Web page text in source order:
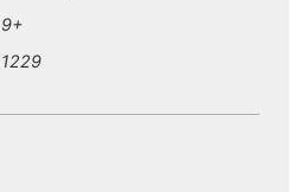
9+
1229